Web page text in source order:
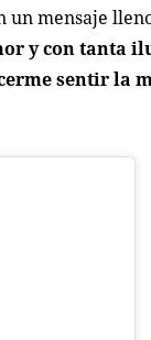
un mensaje
y con tanta
sentir la